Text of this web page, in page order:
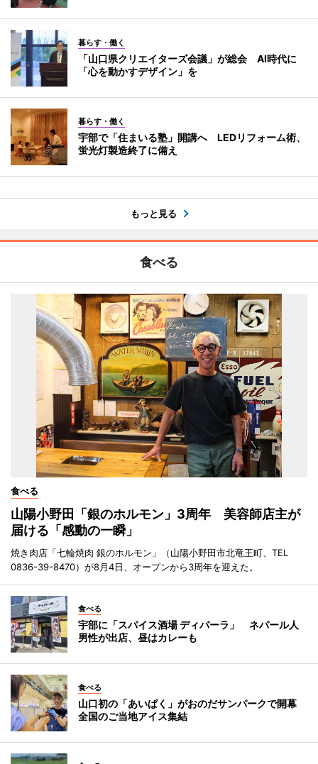
暮らす・働く
「山口県クリエイターズ会議」が総会 AI時代に
「心を動かすデザイン」を
暮らす・働く
宇部で「住まいる塾」開講へ LEDリフォーム術、
蛍光灯製造終了に備え
もっと見る
食べる
食べる
山陽小野田「銀のホルモン」3周年 美容師店主が
届ける「感動の一瞬」
焼き肉店「七輪焼肉 銀のホルモン」（山陽小野田市北竜王町、TEL
0836-39-8470）が8月4日、オープンから3周年を迎えた。
食べる
宇部に「スパイス酒場 ディパーラ」 ネパール人
男性が出店、昼はカレーも
食べる
山口初の「あいぱく」がおのだサンパークで開幕
全国のご当地アイス集結